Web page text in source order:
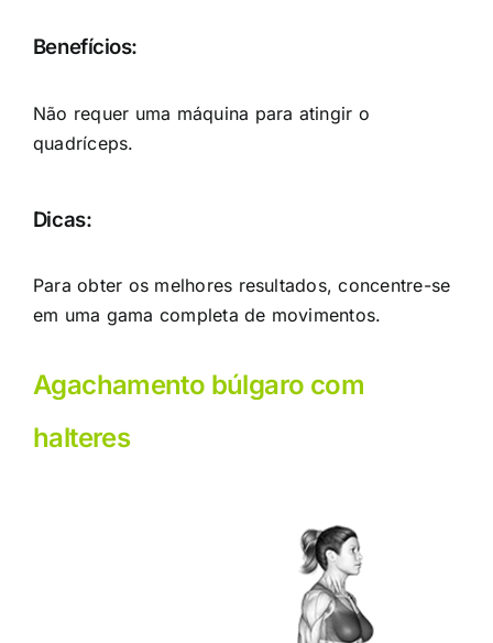
Benefícios:
Não requer uma máquina para atingir o
quadríceps.
Dicas:
Para obter os melhores resultados, concentre-se
em uma gama completa de movimentos.
Agachamento búlgaro com
halteres